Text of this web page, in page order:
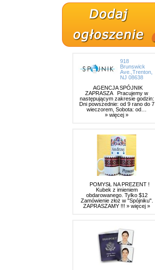
918
Brunswick
Ave.,Trenton,
NJ 08638
AGENCJA SPÓJNIK
ZAPRASZA Pracujemy w
następującym zakresie godzin:
Dni powszednie: od 9 rano do 7
wieczorem, Sobota: od…
» więcej »
POMYSŁ NA PREZENT !
Kubek z imieniem
obdarowanego. Tylko $12
Zamówienie złoż w "Spójniku".
ZAPRASZAMY !!! » więcej »